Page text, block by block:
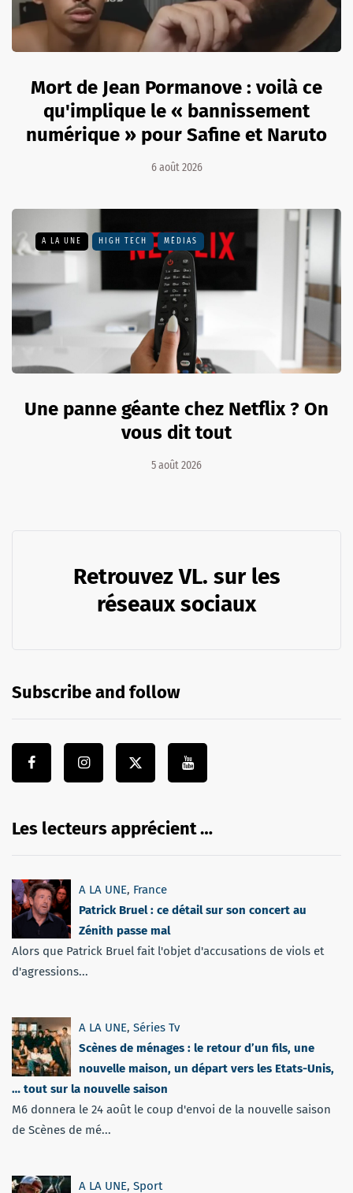
Mort de Jean Pormanove : voilà ce
qu'implique le « bannissement
numérique » pour Safine et Naruto
6 août 2026
A LA UNE HIGH TECH MÉDIAS
Une panne géante chez Netflix ? On
vous dit tout
5 août 2026
Retrouvez VL. sur les
réseaux sociaux
Subscribe and follow
Les lecteurs apprécient …
A LA UNE, France
Patrick Bruel : ce détail sur son concert au
Zénith passe mal
Alors que Patrick Bruel fait l'objet d'accusations de viols et
d'agressions...
A LA UNE, Séries Tv
Scènes de ménages : le retour d’un fils, une
nouvelle maison, un départ vers les Etats-Unis,
… tout sur la nouvelle saison
M6 donnera le 24 août le coup d'envoi de la nouvelle saison
de Scènes de mé...
A LA UNE, Sport